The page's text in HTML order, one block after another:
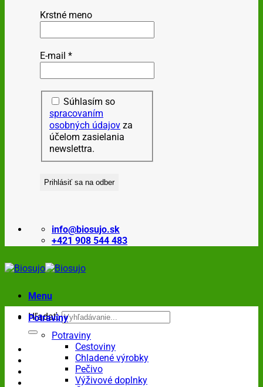
Krstné meno
E-mail *
Súhlasím so
spracovaním
osobných údajov za
účelom zasielania
newslettra.
info@biosujo.sk
+421 908 544 483
Menu
Hľadať:
Potraviny
Potraviny
Cestoviny
Chladené výrobky
Pečivo
Výživové doplnky